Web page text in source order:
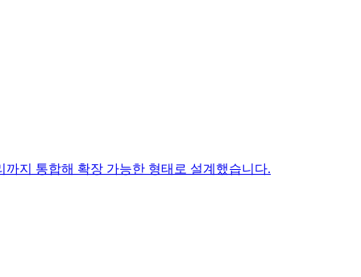
까지 통합해 확장 가능한 형태로 설계했습니다.